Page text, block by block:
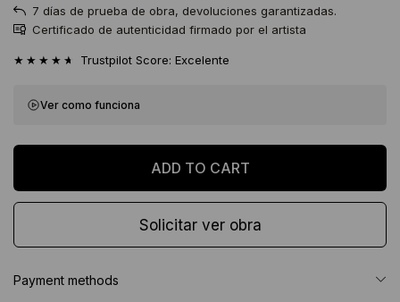
7 días de prueba de obra, devoluciones garantizadas.
Certificado de autenticidad firmado por el artista
★★★★★ Trustpilot Score: Excelente
Ver como funciona
Solicitar ver obra
Payment methods